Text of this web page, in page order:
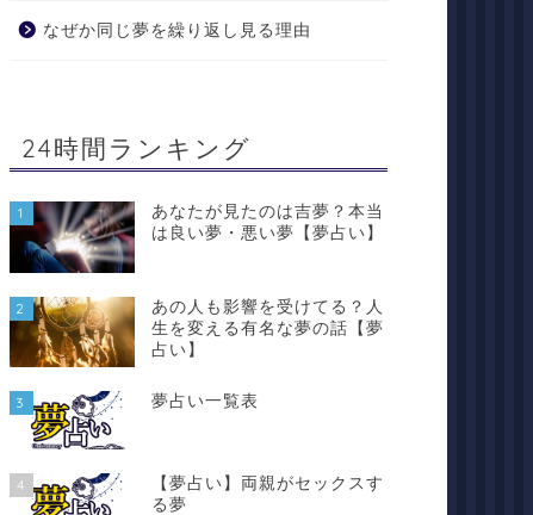
なぜか同じ夢を繰り返し見る理由
24時間ランキング
1
あなたが見たのは吉夢？本当
は良い夢・悪い夢【夢占い】
2
あの人も影響を受けてる？人
生を変える有名な夢の話【夢
占い】
3 夢占い一覧表
4
【夢占い】両親がセックスす
る夢